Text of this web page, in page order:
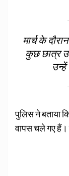
मार्च के
कुछ छात्र
उन्हें
पुलिस ने बताया
वापस चले गए हैं।